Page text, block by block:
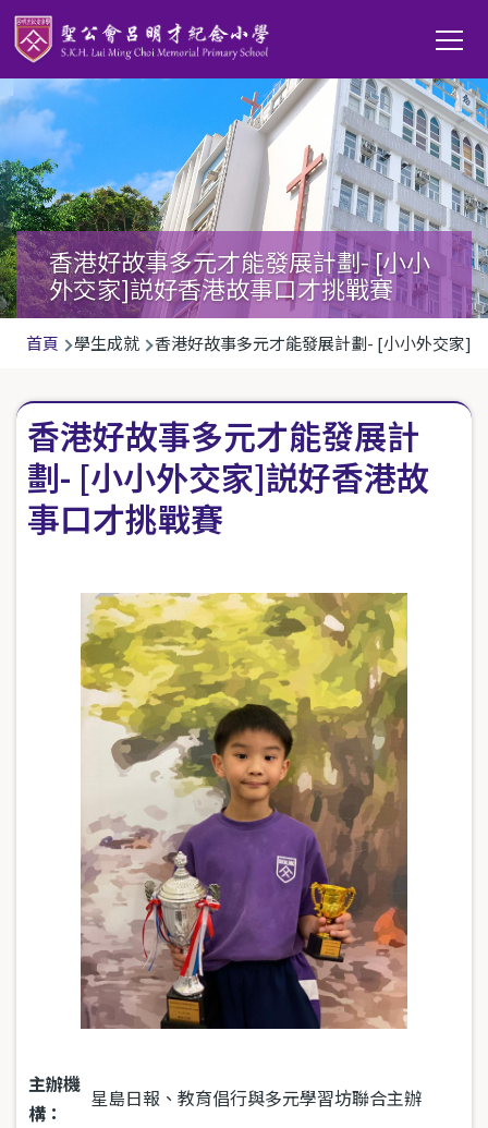
移至主內容
Main
香港好故事多元才能發展計劃- [小小
外交家]説好香港故事口才挑戰賽
導
連
結
首頁 學生成就 香港好故事多元才能發展計劃- [小小外交家]
香港好故事多元才能發展計
劃- [小小外交家]説好香港故
事口才挑戰賽
主辦機
構：
星島日報、教育倡行與多元學習坊聯合主辦